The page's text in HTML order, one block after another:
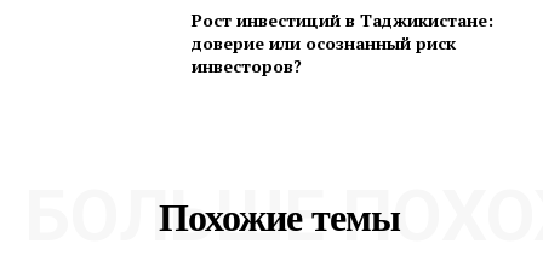
Рост инвестиций в Таджикистане:
доверие или осознанный риск
инвесторов?
Похожие темы
БОЛЬШЕ